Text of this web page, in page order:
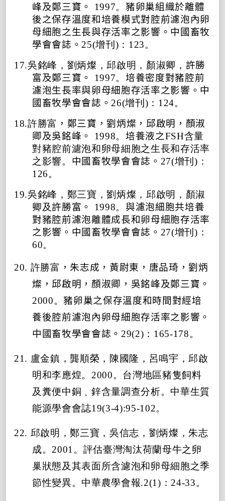
峰及鄭三寶。
1997。 豬卵巢組織於離體
後之保存溫度和培養模式對腔前濾泡內卵
母細胞之生長與存活率之影響。 中國畜牧
學會會誌。 25(增刊)：123。
17.吳銘峰，劉炳燦，邱啟明，顏淑卿， 許勝
富及鄭三寶。 1997。 培養密度對豬腔前
濾泡生長率與卵母細胞存活率之影響。 中
國畜牧學會會誌。 26(增刊)：124。
18.許勝富 ，鄭三寶，劉炳燦，邱啟明，顏淑
卿及吳銘峰。
1998。 培養液之FSH含量
對豬腔前濾泡和卵母細胞之生長和存活率
之影響。 中國畜牧學會會誌。 27(增刊)：
126。
19.吳銘峰，鄭三寶，劉炳燦，邱啟明，顏淑
卿及許勝富 。 1998。 與濾泡細胞共培養
對豬腔前濾泡離體成長和卵母細胞存活率
之影響。 中國畜牧學會會誌。 27(增刊)：
60。
20. 許勝富 ，朱志成，黃尉東，唐品琦，劉炳
燦，邱啟明，顏淑卿，吳銘峰及鄭三寶。
2000。豬卵巢之保存溫度和時間對經培
養後腔前濾泡內卵母細胞存活率之影響。
中國畜牧學會會誌。 29(2)：165-178。
21. 盧金鎮，龔順榮，陳國隆，呂鳴宇，邱啟
明和李應煌。2000。台灣地區豬隻飼料
及糞便中銅﹑鋅含量調查分析。中華生質
能源學會會誌19(3-4):95-102。
22. 邱啟明，鄭三寶，吳信志，劉炳燦，朱志
成。2001。評估臺灣淘汰荷蘭母牛之卵
巢狀態及其表面所含濾泡和卵母細胞之季
節性變異。中華農學會報.2(1)：24-33。